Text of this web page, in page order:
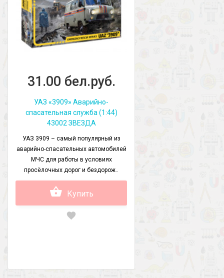
31.00 бел.руб.
УАЗ «3909» Аварийно-
спасательная служба (1:44)
43002 ЗВЕЗДА
УАЗ 3909 – самый популярный из
аварийно-спасательных автомобилей
МЧС для работы в условиях
просёлочных дорог и бездорож..
Купить